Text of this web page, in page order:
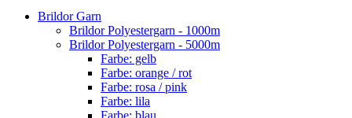
Brildor Garn
Brildor Polyestergarn - 1000m
Brildor Polyestergarn - 5000m
Farbe: gelb
Farbe: orange / rot
Farbe: rosa / pink
Farbe: lila
Farbe: blau